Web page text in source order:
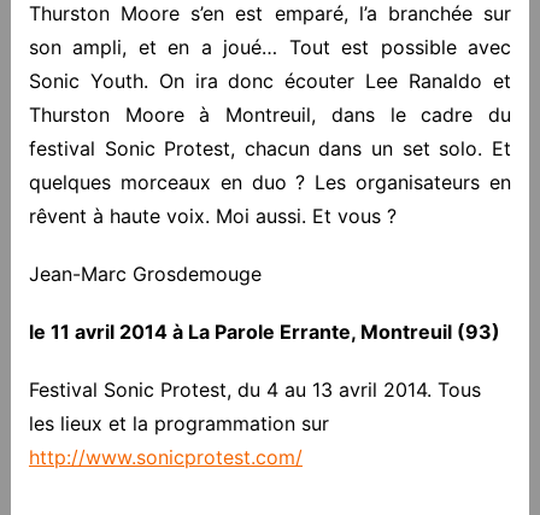
Thurston Moore s’en est emparé, l’a branchée sur
son ampli, et en a joué… Tout est possible avec
Sonic Youth. On ira donc écouter Lee Ranaldo et
Thurston Moore à Montreuil, dans le cadre du
festival Sonic Protest, chacun dans un set solo. Et
quelques morceaux en duo ? Les organisateurs en
rêvent à haute voix. Moi aussi. Et vous ?
Jean-Marc Grosdemouge
le 11 avril 2014 à La Parole Errante, Montreuil (93)
Festival Sonic Protest, du 4 au 13 avril 2014. Tous
les lieux et la programmation sur
http://www.sonicprotest.com/